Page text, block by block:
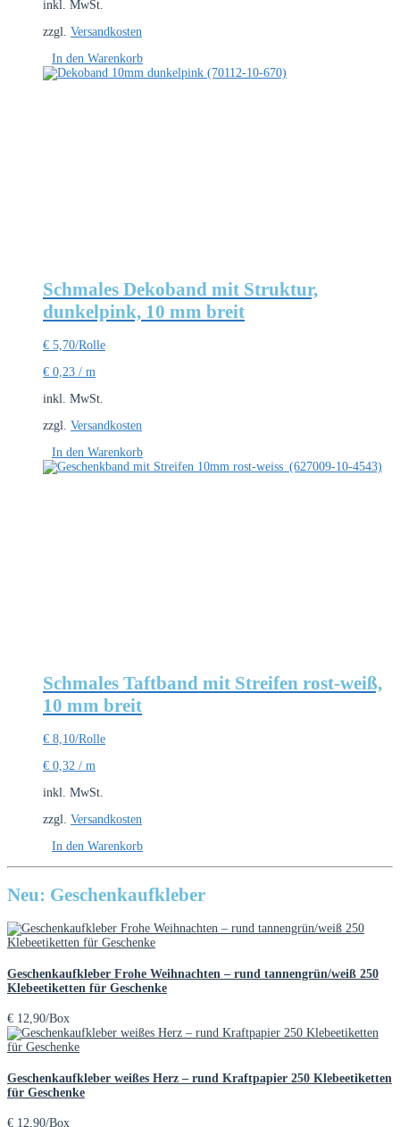
inkl. MwSt.
zzgl. Versandkosten
In den Warenkorb
Schmales Dekoband mit Struktur,
dunkelpink, 10 mm breit
€ 5,70/Rolle
€ 0,23 / m
inkl. MwSt.
zzgl. Versandkosten
In den Warenkorb
Schmales Taftband mit Streifen rost-weiß,
10 mm breit
€ 8,10/Rolle
€ 0,32 / m
inkl. MwSt.
zzgl. Versandkosten
In den Warenkorb
Neu: Geschenkaufkleber
Geschenkaufkleber Frohe Weihnachten – rund tannengrün/weiß 250
Klebeetiketten für Geschenke
€ 12,90/Box
Geschenkaufkleber weißes Herz – rund Kraftpapier 250 Klebeetiketten
für Geschenke
€ 12,90/Box